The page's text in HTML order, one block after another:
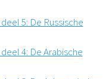
5: De Russische
4: De Arabische